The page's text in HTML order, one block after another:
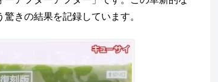
きの結果を記録しています。